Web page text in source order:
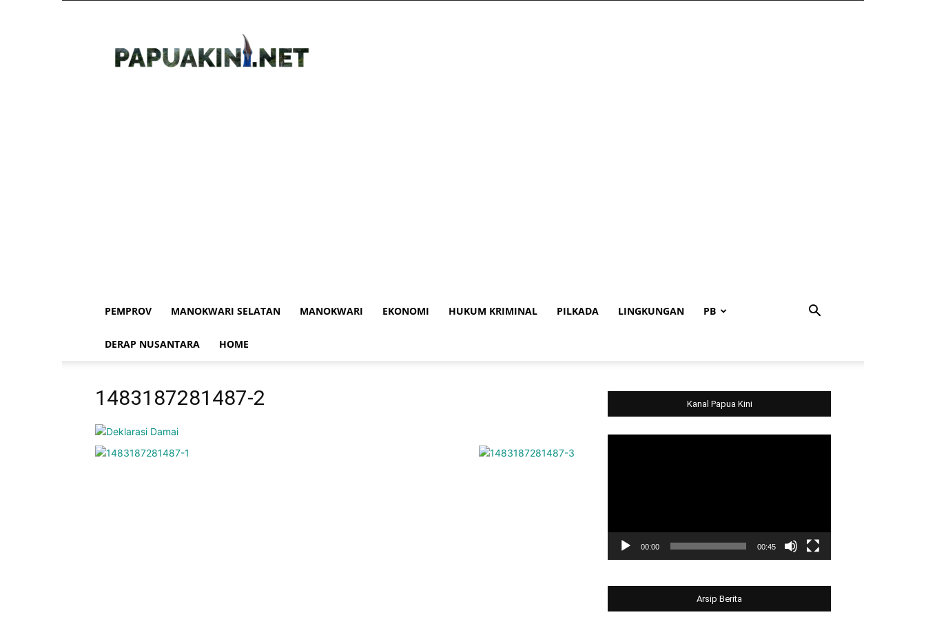
PEMPROV MANOKWARI SELATAN MANOKWARI EKONOMI HUKUM KRIMINAL PILKADA LINGKUNGAN PB
DERAP NUSANTARA HOME
1483187281487-2 Kanal Papua Kini
00:00 00:45
Arsip Berita